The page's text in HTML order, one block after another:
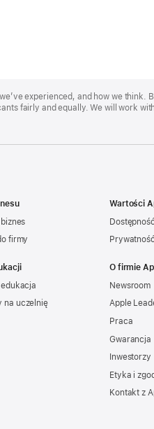
experienced, and how we think.
fairly and equally. We will work
firmy
na uczelnię
Wartości
Dostępność
Prywatność
O firmie
Newsroom
Apple
Praca
Gwarancja
Inwestorzy
Etyka i
Kontakt z